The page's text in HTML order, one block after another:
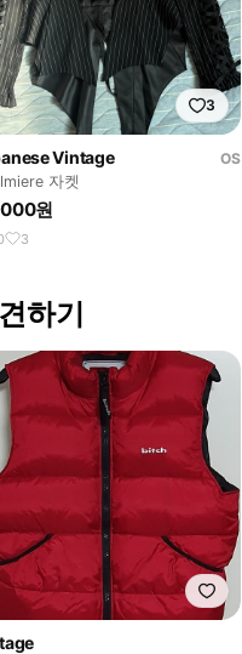
3
Vintage
OS
자켓
원
3
하기